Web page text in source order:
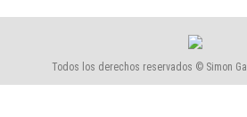
Todos los derechos reservados © Simon